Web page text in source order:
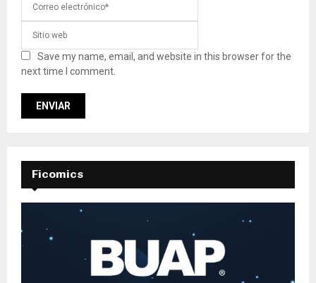
Save my name, email, and website in this browser for the
next time I comment.
Ficomics